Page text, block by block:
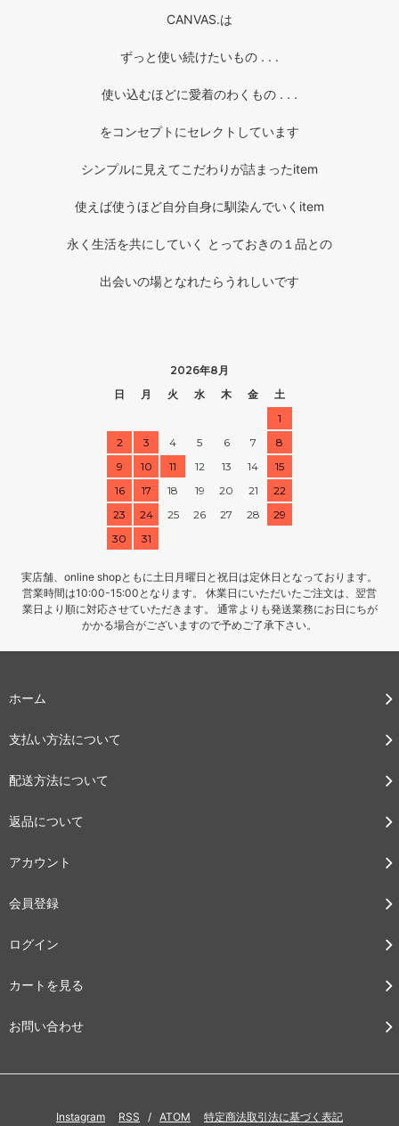
CANVAS.は
ずっと使い続けたいもの . . .
使い込むほどに愛着のわくもの . . .
をコンセプトにセレクトしています
シンプルに見えてこだわりが詰まったitem
使えば使うほど自分自身に馴染んでいくitem
永く生活を共にしていく とっておきの１品との
出会いの場となれたらうれしいです
2026年8月
日
月 火 水 木 金
土
1
2
3 4 5 6 7
8
9
10 11 12 13 14
15
16
17 18 19 20 21
22
23
24 25 26 27 28
29
30
31
実店舗、online shopともに土日月曜日と祝日は定休日となっております。
営業時間は10:00-15:00となります。 休業日にいただいたご注文は、翌営
業日より順に対応させていただきます。 通常よりも発送業務にお日にちが
かかる場合がございますので予めご了承下さい。
ホーム
支払い方法について
配送方法について
返品について
アカウント
会員登録
ログイン
カートを見る
お問い合わせ
Instagram RSS / ATOM 特定商法取引法に基づく表記